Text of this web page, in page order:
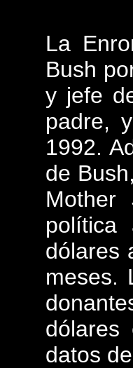
La
Bush
y jefe
padre,
1992.
de
Mother
política
dólares
meses.
dólares
datos